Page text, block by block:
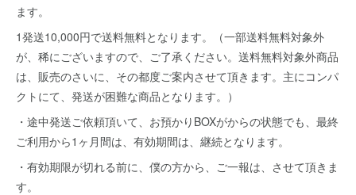
ます。
1発送10,000円で送料無料となります。（一部送料無料対象外
が、稀にございますので、ご了承ください。送料無料対象外商品
は、販売のさいに、その都度ご案内させて頂きます。主にコンパ
クトにて、発送が困難な商品となります。）
・途中発送ご依頼頂いて、お預かりBOXがからの状態でも、最終
ご利用から1ヶ月間は、有効期間は、継続となります。
・有効期限が切れる前に、僕の方から、ご一報は、させて頂きま
す。